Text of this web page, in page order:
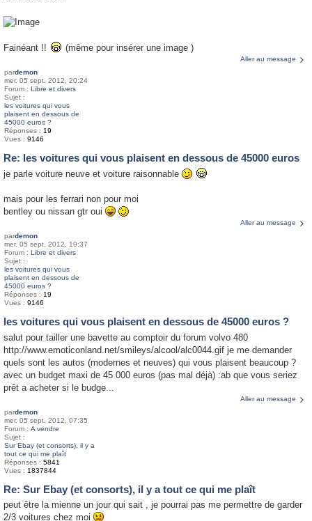
Fainéant !! (même pour insérer une image )
Aller au message
pardemon
mer. 05 sept. 2012, 20:24
Forum : Libre et divers
Sujet :
les voitures qui vous
plaisent en dessous de
45000 euros ?
Réponses : 19
Vues : 9146
Re: les voitures qui vous plaisent en dessous de 45000 euros
je parle voiture neuve et voiture raisonnable
mais pour les ferrari non pour moi
bentley ou nissan gtr oui
Aller au message
pardemon
mer. 05 sept. 2012, 19:37
Forum : Libre et divers
Sujet :
les voitures qui vous
plaisent en dessous de
45000 euros ?
Réponses : 19
Vues : 9146
les voitures qui vous plaisent en dessous de 45000 euros ?
salut pour tailler une bavette au comptoir du forum volvo 480
http://www.emoticonland.net/smileys/alcool/alc0044.gif je me demander
quels sont les autos (modernes et neuves) qui vous plaisent beaucoup ?
avec un budget maxi de 45 000 euros (pas mal déjà) :ab que vous seriez
prêt a acheter si le budge...
Aller au message
pardemon
mer. 05 sept. 2012, 07:35
Forum : A vendre
Sujet :
Sur Ebay (et consorts), il y a
tout ce qui me plaît
Réponses : 5841
Vues : 1837844
Re: Sur Ebay (et consorts), il y a tout ce qui me plaît
peut être la mienne un jour qui sait , je pourrai pas me permettre de garder
2/3 voitures chez moi